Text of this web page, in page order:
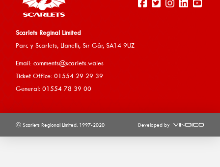
Scarlets Reginal Limited
Parc y Scarlets, Llanelli, Sir Gâr, SA14 9UZ
Email: comments@scarlets.wales
Ticket Office: 01554 29 29 39
General: 01554 78 39 00
ⓒ Scarlets Regional Limited. 1997-2020 Developed by